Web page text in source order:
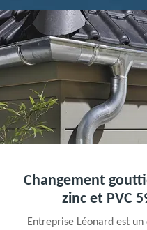
Changement gouttière
zinc et PVC 59
Entreprise Léonard est un